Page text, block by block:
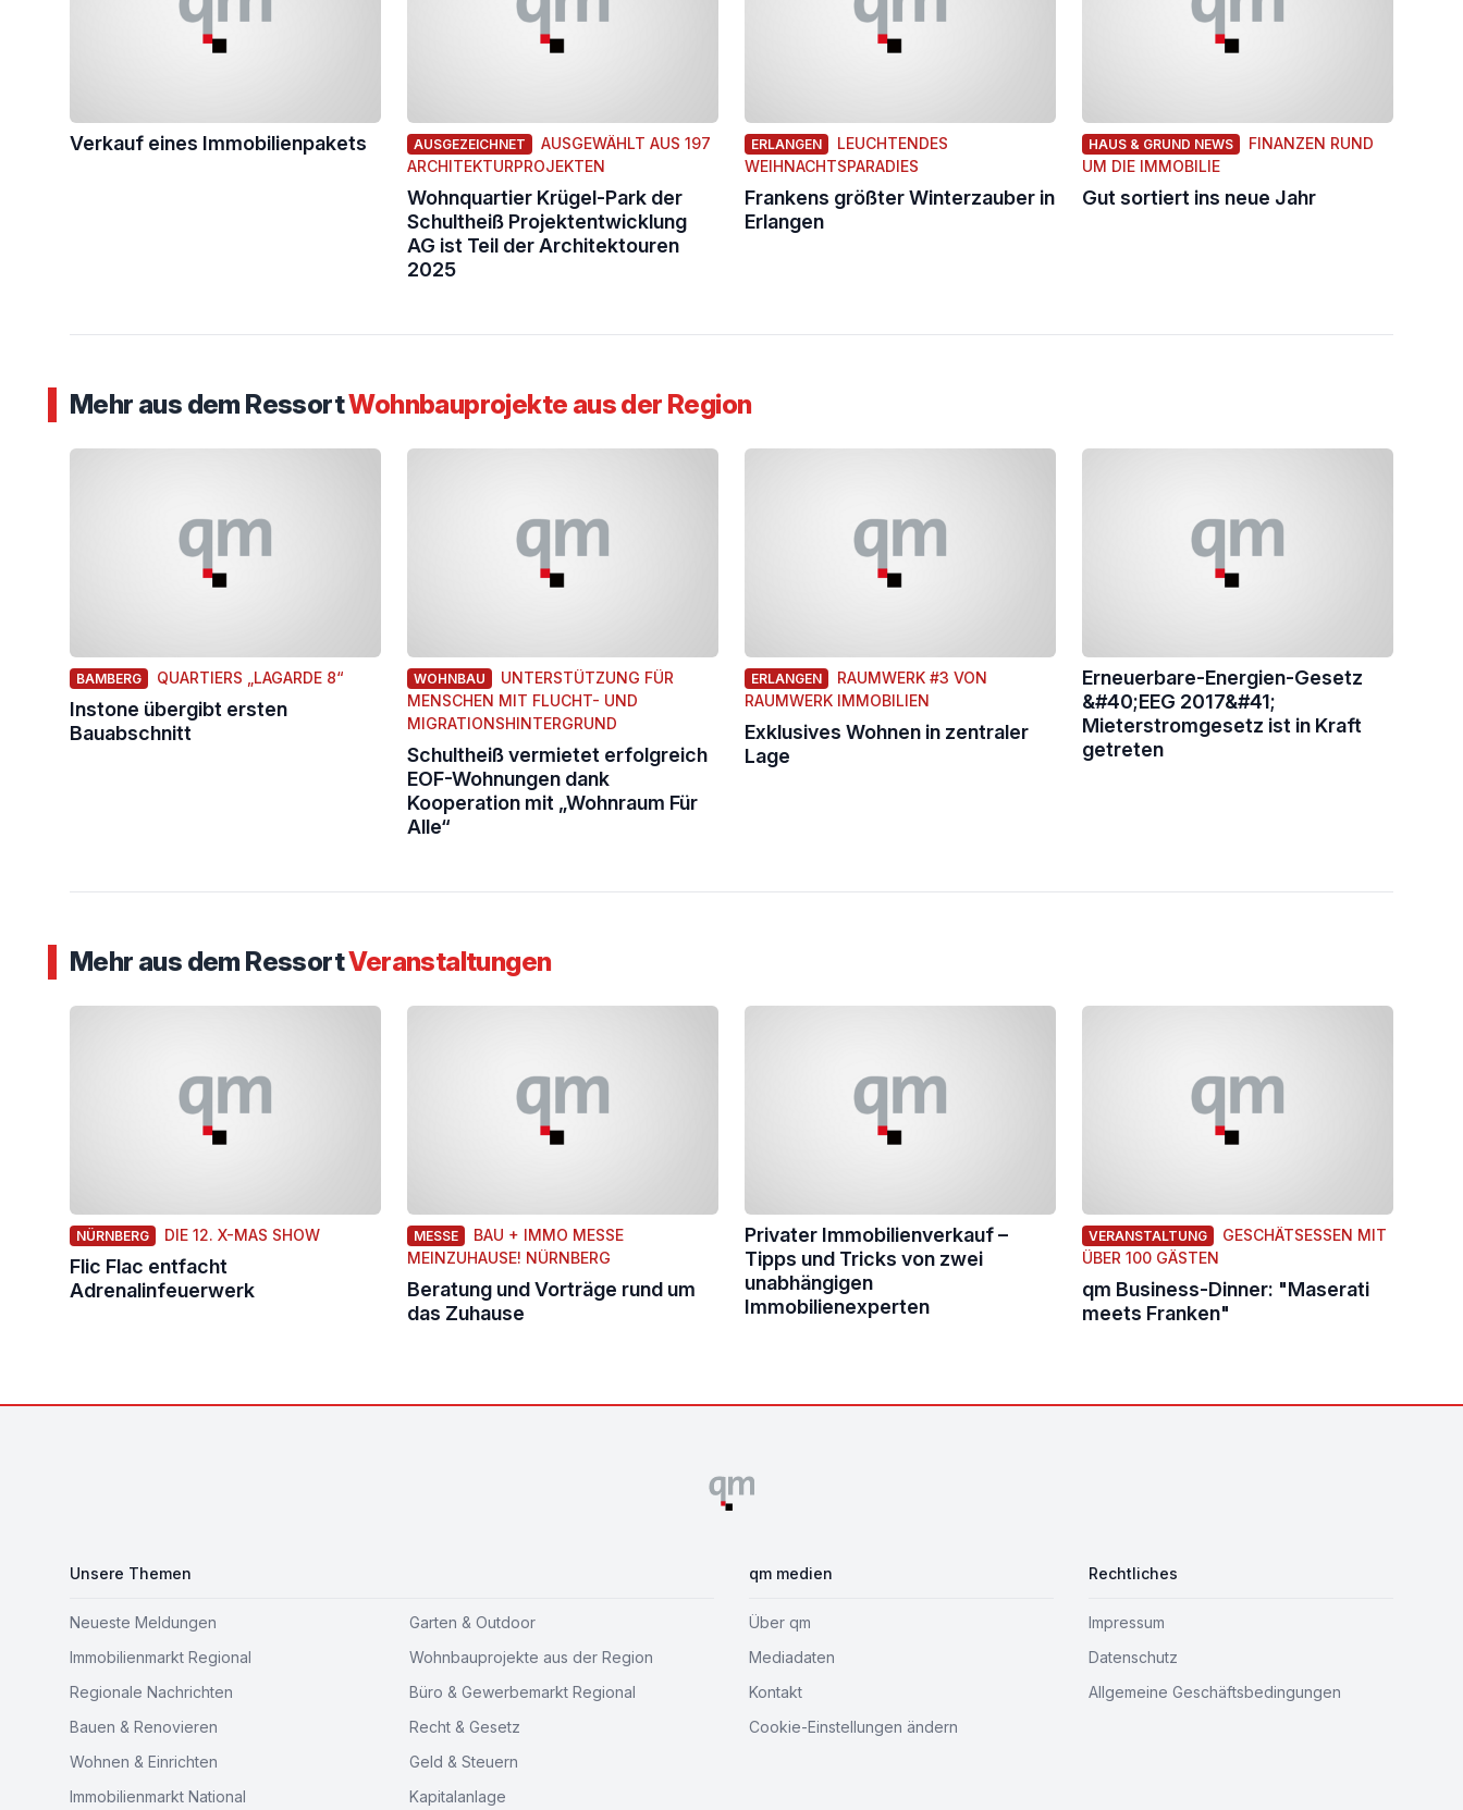
Verkauf eines Immobilienpakets AUSGEZEICHNET
AUSGEWÄHLT AUS 197
ARCHITEKTURPROJEKTEN
Wohnquartier Krügel-Park der
Schultheiß Projektentwicklung
AG ist Teil der Architektouren
2025
ERLANGEN
LEUCHTENDES
WEIHNACHTSPARADIES
Frankens größter Winterzauber in
Erlangen
HAUS & GRUND NEWS
FINANZEN RUND
UM DIE IMMOBILIE
Gut sortiert ins neue Jahr
Mehr aus dem RessortWohnbauprojekte aus der Region
BAMBERG QUARTIERS „LAGARDE 8“
Instone übergibt ersten
Bauabschnitt
WOHNBAU
UNTERSTÜTZUNG FÜR
MENSCHEN MIT FLUCHT- UND
MIGRATIONSHINTERGRUND
Schultheiß vermietet erfolgreich
EOF-Wohnungen dank
Kooperation mit „Wohnraum Für
Alle“
ERLANGEN
RAUMWERK #3 VON
RAUMWERK IMMOBILIEN
Exklusives Wohnen in zentraler
Lage
Erneuerbare-Energien-Gesetz
&#40;EEG 2017&#41;
Mieterstromgesetz ist in Kraft
getreten
Mehr aus dem RessortVeranstaltungen
NÜRNBERG DIE 12. X-MAS SHOW
Flic Flac entfacht
Adrenalinfeuerwerk
MESSE
BAU + IMMO MESSE
MEINZUHAUSE! NÜRNBERG
Beratung und Vorträge rund um
das Zuhause
Privater Immobilienverkauf –
Tipps und Tricks von zwei
unabhängigen
Immobilienexperten
VERANSTALTUNG
GESCHÄTSESSEN MIT
ÜBER 100 GÄSTEN
qm Business-Dinner: "Maserati
meets Franken"
Unsere Themen
Neueste Meldungen
Garten & Outdoor
Immobilienmarkt Regional
Wohnbauprojekte aus der Region
Regionale Nachrichten
Büro & Gewerbemarkt Regional
Bauen & Renovieren
Recht & Gesetz
Wohnen & Einrichten
Geld & Steuern
Immobilienmarkt National
Kapitalanlage
qm medien
Über qm
Mediadaten
Kontakt
Cookie-Einstellungen ändern
Rechtliches
Impressum
Datenschutz
Allgemeine Geschäftsbedingungen